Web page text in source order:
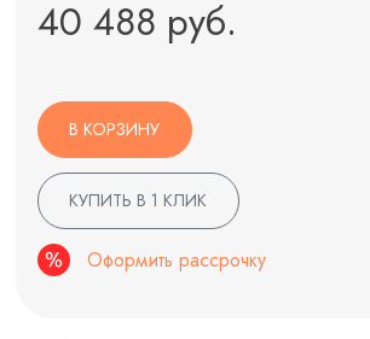
40 488 руб.
В КОРЗИНУ
КУПИТЬ В 1 КЛИК
Оформить рассрочку